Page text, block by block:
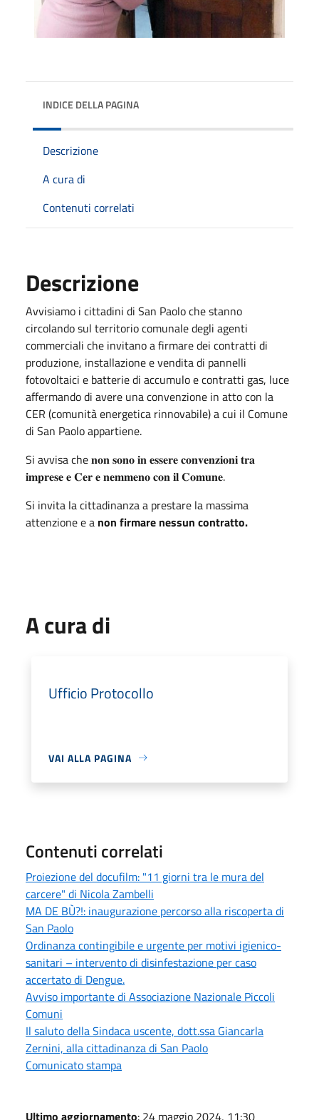
INDICE DELLA PAGINA
Descrizione
A cura di
Contenuti correlati
Descrizione
Avvisiamo i cittadini di San Paolo che stanno
circolando sul territorio comunale degli agenti
commerciali che invitano a firmare dei contratti di
produzione, installazione e vendita di pannelli
fotovoltaici e batterie di accumulo e contratti gas, luce
affermando di avere una convenzione in atto con la
CER (comunità energetica rinnovabile) a cui il Comune
di San Paolo appartiene.
Si avvisa che 𝐧𝐨𝐧 𝐬𝐨𝐧𝐨 𝐢𝐧 𝐞𝐬𝐬𝐞𝐫𝐞 𝐜𝐨𝐧𝐯𝐞𝐧𝐳𝐢𝐨𝐧𝐢 𝐭𝐫𝐚
𝐢𝐦𝐩𝐫𝐞𝐬𝐞 𝐞 𝐂𝐞𝐫 𝐞 𝐧𝐞𝐦𝐦𝐞𝐧𝐨 𝐜𝐨𝐧 𝐢𝐥 𝐂𝐨𝐦𝐮𝐧𝐞.
Si invita la cittadinanza a prestare la massima
attenzione e a non firmare nessun contratto.
A cura di
Ufficio Protocollo
VAI ALLA PAGINA
Contenuti correlati
Proiezione del docufilm: "11 giorni tra le mura del
carcere" di Nicola Zambelli
MA DE BÙ?!: inaugurazione percorso alla riscoperta di
San Paolo
Ordinanza contingibile e urgente per motivi igienico-
sanitari – intervento di disinfestazione per caso
accertato di Dengue.
Avviso importante di Associazione Nazionale Piccoli
Comuni
Il saluto della Sindaca uscente, dott.ssa Giancarla
Zernini, alla cittadinanza di San Paolo
Comunicato stampa
Ultimo aggiornamento: 24 maggio 2024, 11:30